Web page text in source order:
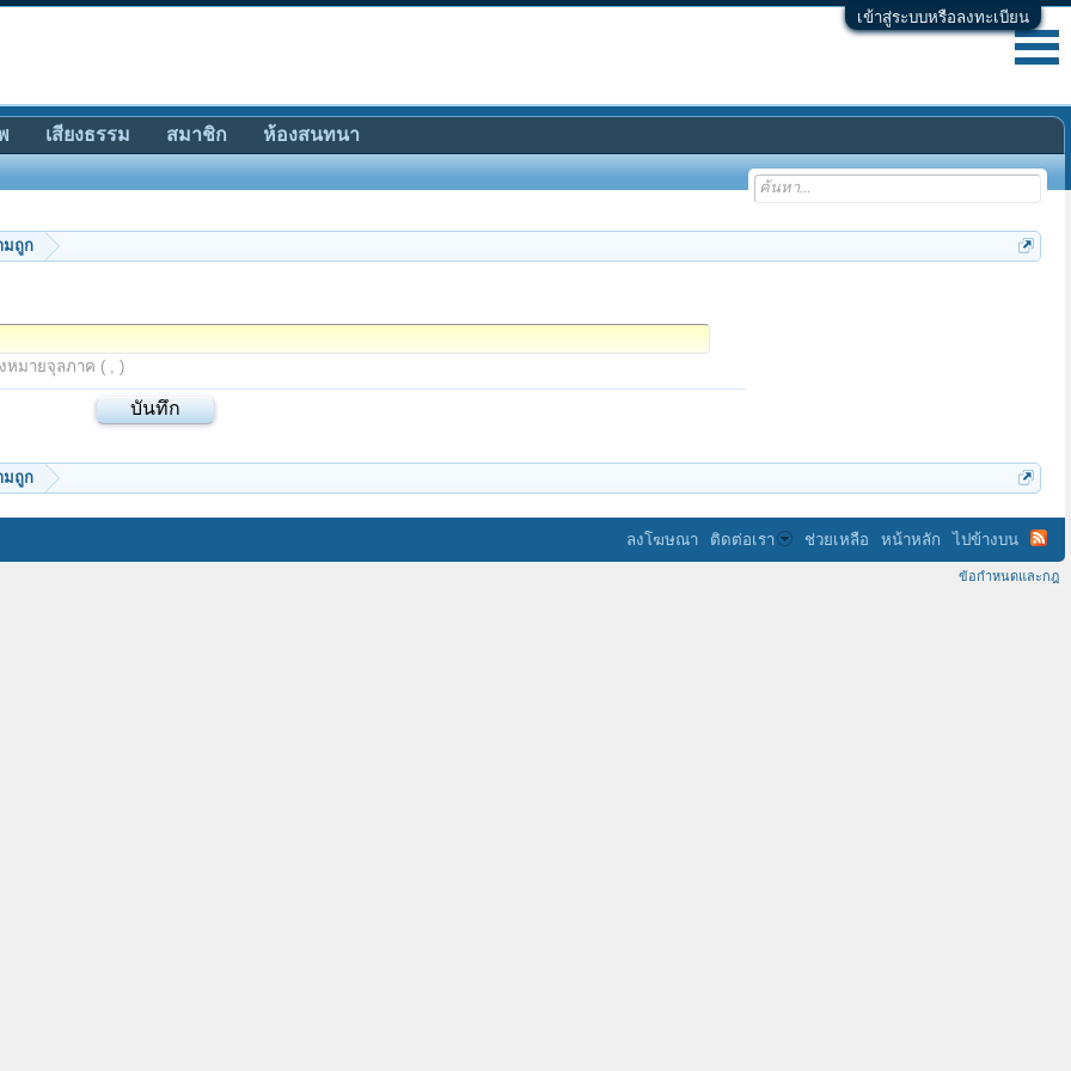
เข้าสู่ระบบหรือลงทะเบียน
มถูก
หมายจุลภาค ( , )
มถูก
เสียงธรรม สมาชิก ห้องสนทนา
ลงโฆษณา ติดต่อเรา ช่วยเหลือ หน้าหลัก ไปข้างบน
ข้อกำหนดและกฎ